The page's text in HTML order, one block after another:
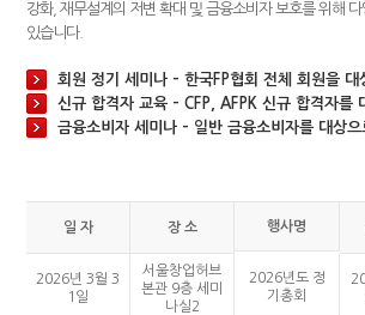
강화, 재무설계의 저변 확대 및 금융소비자 보호를 위해
있습니다.
회원 정기 세미나 – 한국FP협회 전체 회원을 대
신규 합격자 교육 – CFP, AFPK 신규 합격자를
금융소비자 세미나 – 일반 금융소비자를 대상으
일 자 장 소 행사명
2026년 3월 3
1일
서울창업허브
본관 9층 세미
나실2
2026년도 정
기총회